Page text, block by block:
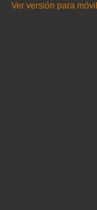
Ver versión para